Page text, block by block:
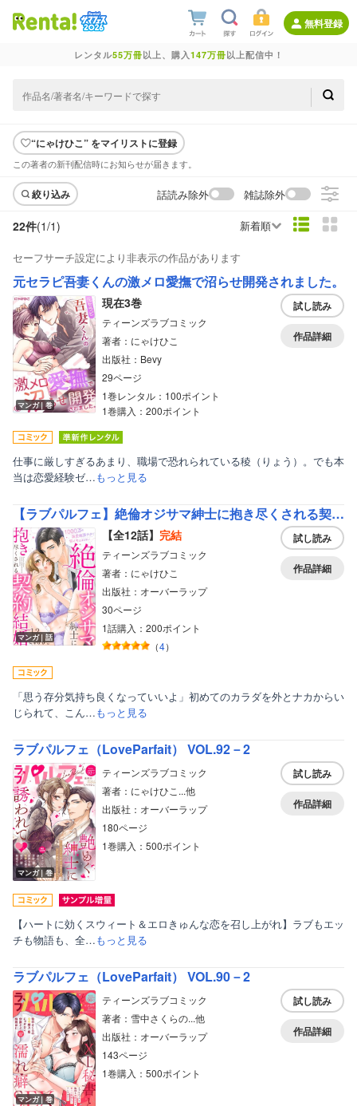
無料登録
レンタル55万冊以上、購入147万冊以上配信中！
“にゃけひこ” をマイリストに登録
この著者の新刊配信時にお知らせが届きます。
絞り込み 話読み除外 雑誌除外
22件(1/1) 新着順
セーフサーチ設定により非表示の作品があります
元セラピ吾妻くんの激メロ愛撫で沼らせ開発されました。
マンガ｜巻
現在3巻
ティーンズラブコミック
著者：にゃけひこ
出版社：Bevy
29ページ
1巻レンタル：100ポイント
1巻購入：200ポイント
試し読み
作品詳細
仕事に厳しすぎるあまり、職場で恐れられている稜（りょう）。でも本
当は恋愛経験ゼ…もっと見る
【ラブパルフェ】絶倫オジサマ紳士に抱き尽くされる契約結婚～1000万の溺愛絶頂テクで甘イキ止まらない
マンガ｜話
【全12話】 完結
ティーンズラブコミック
著者：にゃけひこ
出版社：オーバーラップ
30ページ
1話購入：200ポイント
（4）
試し読み
作品詳細
「思う存分気持ち良くなっていいよ」初めてのカラダを外とナカからい
じられて、こん…もっと見る
ラブパルフェ（LoveParfait） VOL.92－2
マンガ｜巻
ティーンズラブコミック
著者：にゃけひこ...他
出版社：オーバーラップ
180ページ
1巻購入：500ポイント
試し読み
作品詳細
【ハートに効くスウィート＆エロきゅんな恋を召し上がれ】ラブもエッ
チも物語も、全…もっと見る
ラブパルフェ（LoveParfait） VOL.90－2
マンガ｜巻
ティーンズラブコミック
著者：雪中さくらの...他
出版社：オーバーラップ
143ページ
1巻購入：500ポイント
試し読み
作品詳細